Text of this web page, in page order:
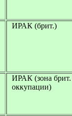
ИРАК (брит.)
ИРАК (зона брит.
оккупации)